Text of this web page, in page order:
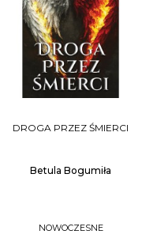
DROGA PRZEZ ŚMIERCI
Betula Bogumiła
NOWOCZESNE